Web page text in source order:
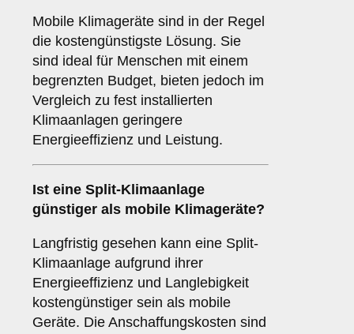
Mobile Klimageräte sind in der Regel
die kostengünstigste Lösung. Sie
sind ideal für Menschen mit einem
begrenzten Budget, bieten jedoch im
Vergleich zu fest installierten
Klimaanlagen geringere
Energieeffizienz und Leistung.
Ist eine Split-Klimaanlage
günstiger als mobile Klimageräte?
Langfristig gesehen kann eine Split-
Klimaanlage aufgrund ihrer
Energieeffizienz und Langlebigkeit
kostengünstiger sein als mobile
Geräte. Die Anschaffungskosten sind